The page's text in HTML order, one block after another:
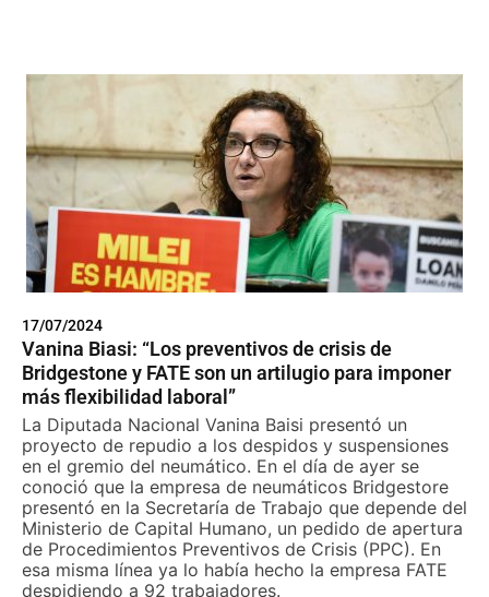
17/07/2024
Vanina Biasi: “Los preventivos de crisis de
Bridgestone y FATE son un artilugio para imponer
más flexibilidad laboral”
La Diputada Nacional Vanina Baisi presentó un
proyecto de repudio a los despidos y suspensiones
en el gremio del neumático. En el día de ayer se
conoció que la empresa de neumáticos Bridgestore
presentó en la Secretaría de Trabajo que depende del
Ministerio de Capital Humano, un pedido de apertura
de Procedimientos Preventivos de Crisis (PPC). En
esa misma línea ya lo había hecho la empresa FATE
despidiendo a 92 trabajadores.